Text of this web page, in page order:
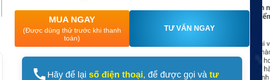
MUA NGAY
(Được dùng thử trước khi thanh
toán)
TƯ VẤN NGAY
Hãy để lại số điện thoại, để được gọi và tư